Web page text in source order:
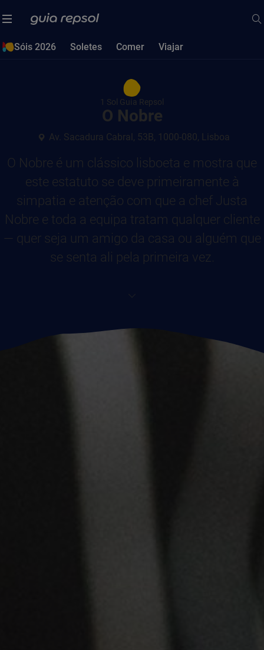
Sóis 2026 Soletes Comer Viajar
1 Sol Guia Repsol
O Nobre
Av. Sacadura Cabral, 53B, 1000-080, Lisboa
O Nobre é um clássico lisboeta e mostra que
este estatuto se deve primeiramente à
simpatia e atenção com que a chef Justa
Nobre e toda a equipa tratam qualquer cliente
— quer seja um amigo da casa ou alguém que
se senta ali pela primeira vez.